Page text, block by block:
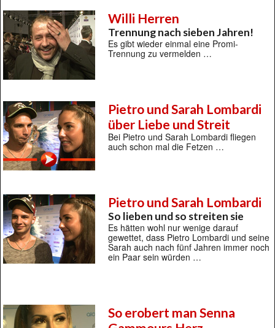
Willi Herren
Trennung nach sieben Jahren!
Es gibt wieder einmal eine Promi-
Trennung zu vermelden …
Pietro und Sarah Lombardi
über Liebe und Streit
Bei Pietro und Sarah Lombardi fliegen
auch schon mal die Fetzen …
Pietro und Sarah Lombardi
So lieben und so streiten sie
Es hätten wohl nur wenige darauf
gewettet, dass Pietro Lombardi und seine
Sarah auch nach fünf Jahren immer noch
ein Paar sein würden …
So erobert man Senna